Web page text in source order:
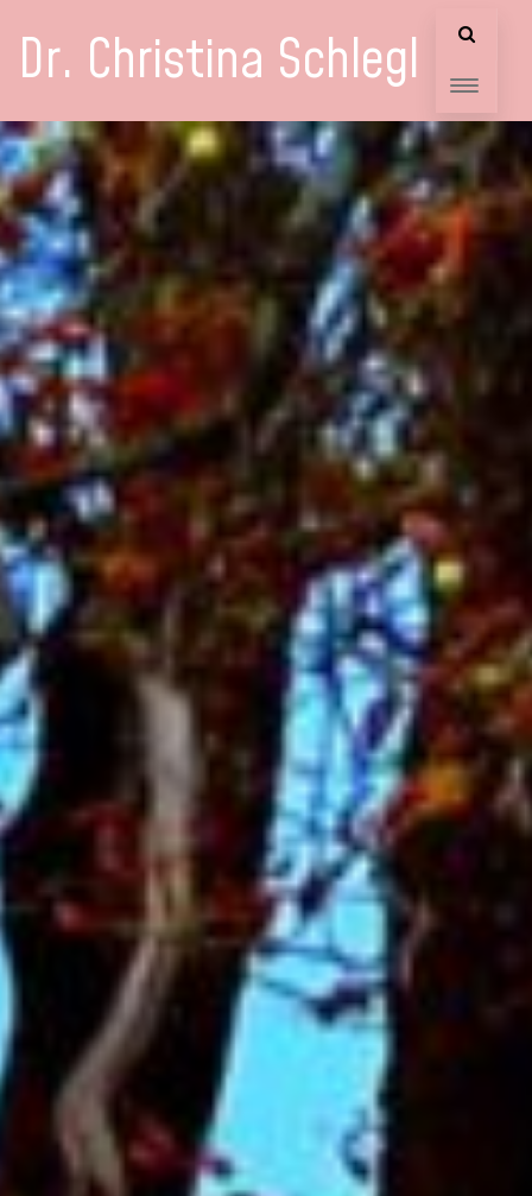
Dr. Christina Schlegl